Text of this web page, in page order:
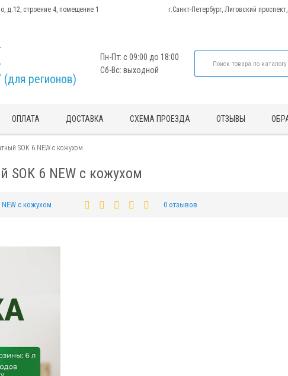
д.12, строение 4, помещение 1 г.Санкт-Петербург, Лиговский
регионов)
Пн-Пт: с 09:00 до 18:00
Сб-Вс: выходной
ОПЛАТА ДОСТАВКА СХЕМА ПРОЕЗДА ОТЗЫВЫ
SOK 6 NEW с кожухом
6 NEW с кожухом
NEW с кожухом 0 отзывов